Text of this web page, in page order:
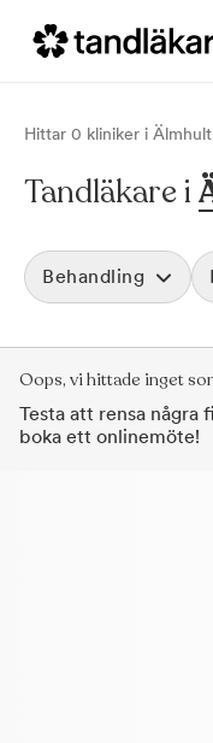
Hittar 0 kliniker i Älmhult
Tandläkare i
Behandling
Oops, vi hittade inget
Testa att rensa några
boka ett onlinemöte!